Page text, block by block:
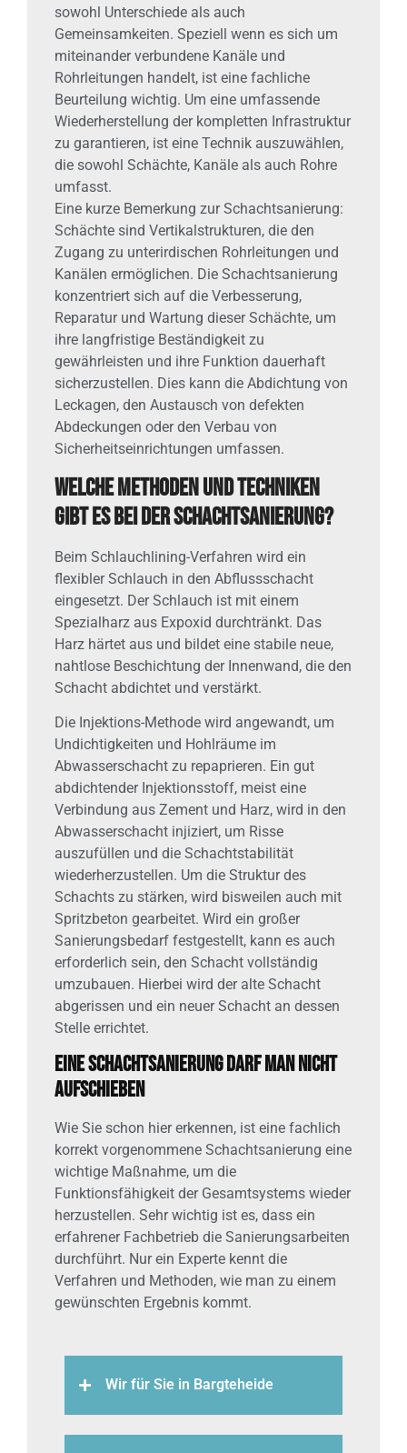
sowohl Unterschiede als auch
Gemeinsamkeiten. Speziell wenn es sich um
miteinander verbundene Kanäle und
Rohrleitungen handelt, ist eine fachliche
Beurteilung wichtig. Um eine umfassende
Wiederherstellung der kompletten Infrastruktur
zu garantieren, ist eine Technik auszuwählen,
die sowohl Schächte, Kanäle als auch Rohre
umfasst.
Eine kurze Bemerkung zur Schachtsanierung:
Schächte sind Vertikalstrukturen, die den
Zugang zu unterirdischen Rohrleitungen und
Kanälen ermöglichen. Die Schachtsanierung
konzentriert sich auf die Verbesserung,
Reparatur und Wartung dieser Schächte, um
ihre langfristige Beständigkeit zu
gewährleisten und ihre Funktion dauerhaft
sicherzustellen. Dies kann die Abdichtung von
Leckagen, den Austausch von defekten
Abdeckungen oder den Verbau von
Sicherheitseinrichtungen umfassen.
Welche Methoden und Techniken
gibt es bei der Schachtsanierung?
Beim Schlauchlining-Verfahren wird ein
flexibler Schlauch in den Abflussschacht
eingesetzt. Der Schlauch ist mit einem
Spezialharz aus Expoxid durchtränkt. Das
Harz härtet aus und bildet eine stabile neue,
nahtlose Beschichtung der Innenwand, die den
Schacht abdichtet und verstärkt.
Die Injektions-Methode wird angewandt, um
Undichtigkeiten und Hohlräume im
Abwasserschacht zu repaprieren. Ein gut
abdichtender Injektionsstoff, meist eine
Verbindung aus Zement und Harz, wird in den
Abwasserschacht injiziert, um Risse
auszufüllen und die Schachtstabilität
wiederherzustellen. Um die Struktur des
Schachts zu stärken, wird bisweilen auch mit
Spritzbeton gearbeitet. Wird ein großer
Sanierungsbedarf festgestellt, kann es auch
erforderlich sein, den Schacht vollständig
umzubauen. Hierbei wird der alte Schacht
abgerissen und ein neuer Schacht an dessen
Stelle errichtet.
Eine Schachtsanierung darf man nicht
aufschieben
Wie Sie schon hier erkennen, ist eine fachlich
korrekt vorgenommene Schachtsanierung eine
wichtige Maßnahme, um die
Funktionsfähigkeit der Gesamtsystems wieder
herzustellen. Sehr wichtig ist es, dass ein
erfahrener Fachbetrieb die Sanierungsarbeiten
durchführt. Nur ein Experte kennt die
Verfahren und Methoden, wie man zu einem
gewünschten Ergebnis kommt.
Wir für Sie in Bargteheide